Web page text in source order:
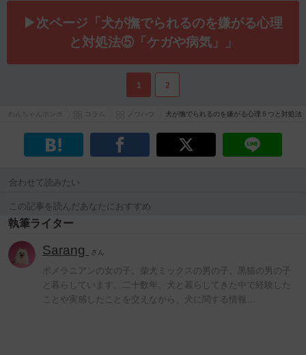
▶次ページ「犬が撫でられるのを嫌がる心理
と対処法⑤「ケガや病気」」
1 2
犬が撫でられるのを嫌がる心理５つと対処法
合わせて読みたい
この記事を読んだあなたにおすすめ
執筆ライター
Sarang さん
ポメラニアンの女の子、柴犬ミックスの男の子、黒猫の男の子
と暮らしています。二十数年、犬と暮らしてきた中で経験した
ことや実感したことを交えながら、犬に関する情報…